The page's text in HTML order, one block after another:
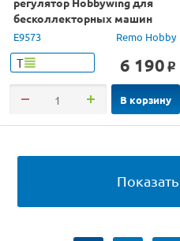
бесколлекторных машин
Remo Hobby
E9573 Remo Hobby
Т 6 190 o
В корзину